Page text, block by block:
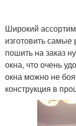
Широкий
изготовить
пошить на заказ
окна, что очень
окна можно не
конструкция в